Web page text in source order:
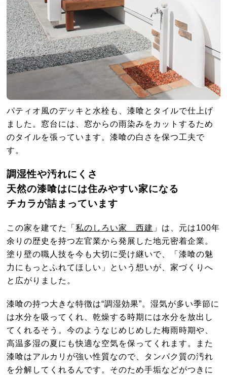
パティオ風のデッキと水栓も、漆喰とタイルで仕上げ
ました。窓台には、窓からの雨染みをカットするため
のタイルを張っています。漆喰の白さを保つ工夫で
す。
調湿性や汚れにくさ
天然の漆喰はには住みやすい家になる
チカラが詰まっています
この家を建てた「私のしろい家 西建 」は、元は100年
余りの歴史を持つ左官業から発展した地元密着企業。
塗り壁の職人技を今も大切に受け継いで、「漆喰の魅
力にもっとふれてほしい」という想いが、家づくりへ
と広がりました。
漆喰の持つ大きな特徴は“調湿効果”。湿気が多い季節に
は水分を吸ってくれ、乾燥する時期には水分を放出し
てくれるそう。今のようなじめじめした梅雨時期や、
高温多湿の夏にも快適な空気を保ってくれます。また
漆喰はアルカリが強い性質なので、タンパク質の汚れ
を分解してくれるんです。そのため手垢などがつきに